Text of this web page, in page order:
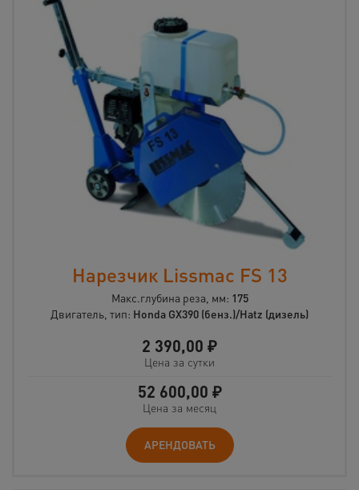
Нарезчик Lissmac FS 13
Макс.глубина реза, мм: 175
Двигатель, тип: Honda GX390 (бенз.)/Hatz (дизель)
2 390,00 ₽
Цена за сутки
52 600,00 ₽
Цена за месяц
АРЕНДОВАТЬ